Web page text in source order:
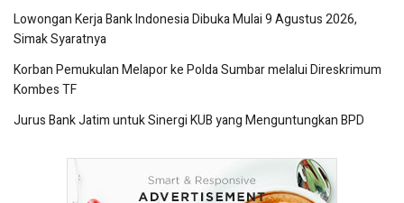
Lowongan Kerja Bank Indonesia Dibuka Mulai 9 Agustus 2026,
Simak Syaratnya
Korban Pemukulan Melapor ke Polda Sumbar melalui Direskrimum
Kombes TF
Jurus Bank Jatim untuk Sinergi KUB yang Menguntungkan BPD